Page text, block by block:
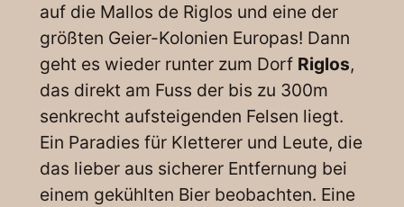
auf die Mallos de Riglos und eine der
größten Geier-Kolonien Europas! Dann
geht es wieder runter zum Dorf Riglos,
das direkt am Fuss der bis zu 300m
senkrecht aufsteigenden Felsen liegt.
Ein Paradies für Kletterer und Leute, die
das lieber aus sicherer Entfernung bei
einem gekühlten Bier beobachten. Eine